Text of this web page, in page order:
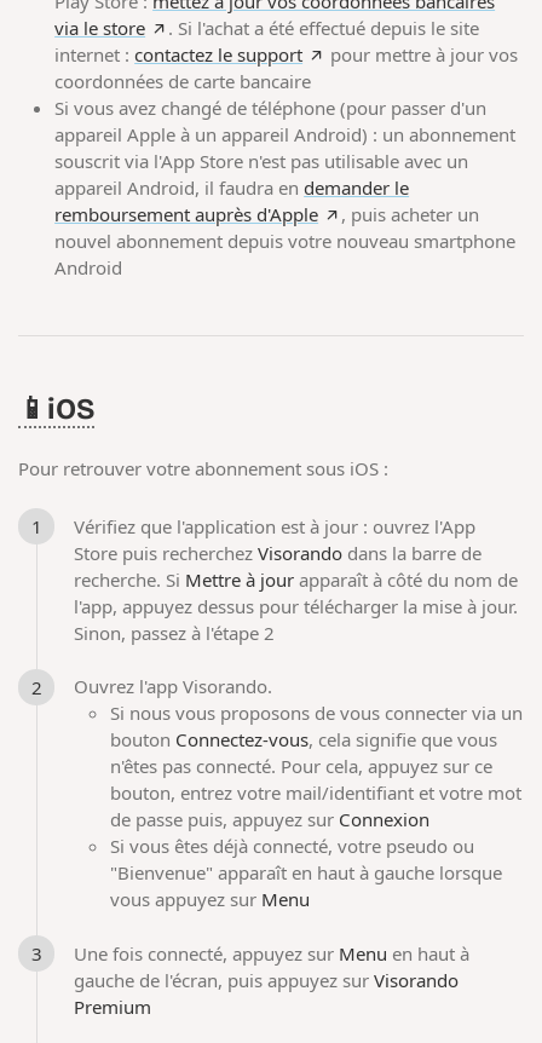
via le store
. Si l'achat a été effectué depuis le site
internet :contactez le support
pour mettre à jour vos
coordonnées de carte bancaire
Si vous avez changé de téléphone (pour passer d'un
appareil Apple à un appareil Android) : un abonnement
souscrit via l'App Store n'est pas utilisable avec un
appareil Android, il faudra en demander le
remboursement auprès d'Apple
, puis acheter un
nouvel abonnement depuis votre nouveau smartphone
Android
📱iOS
Pour retrouver votre abonnement sous iOS :
Vérifiez que l'application est à jour : ouvrez l'App
Store puis recherchezVisorando dans la barre de
recherche. Si Mettre à jour apparaît à côté du nom de
l'app, appuyez dessus pour télécharger la mise à jour.
Sinon, passez à l'étape 2
Ouvrez l'app Visorando.
Si nous vous proposons de vous connecter via un
bouton Connectez-vous, cela signifie que vous
n'êtes pas connecté. Pour cela, appuyez sur ce
bouton, entrez votre mail/identifiant et votre mot
de passe puis, appuyez sur Connexion
Si vous êtes déjà connecté, votre pseudo ou
"Bienvenue" apparaît en haut à gauche lorsque
vous appuyez sur Menu
Une fois connecté, appuyez sur Menu en haut à
gauche de l'écran, puis appuyez surVisorando
Premium